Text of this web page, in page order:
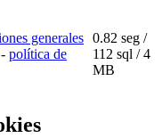
generales
- política de
0.82 seg /
112 sql / 4
MB